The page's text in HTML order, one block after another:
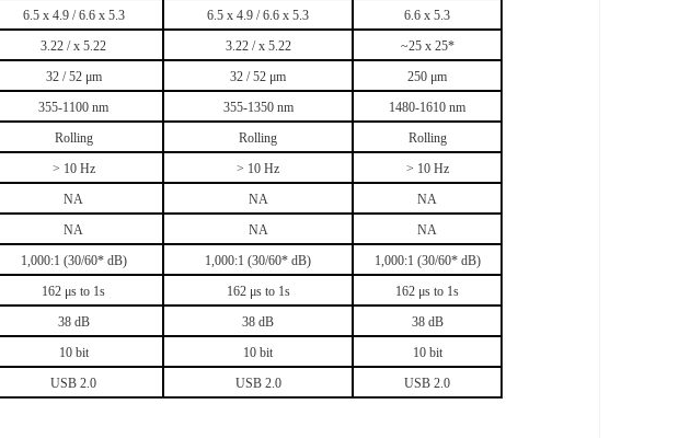
6.5 x 4.9 / 6.6 x 5.3 6.5 x 4.9 / 6.6 x 5.3
6.6 x 5.3
3.22 / x 5.22 3.22 / x 5.22
~25 x 25*
32 / 52 μm 32 / 52 μm
250 μm
355-1100 nm 355-1350 nm
1480-1610 nm
Rolling Rolling
Rolling
> 10 Hz > 10 Hz
> 10 Hz
NA NA
NA
NA NA
NA
1,000:1 (30/60* dB) 1,000:1 (30/60* dB)
1,000:1 (30/60* dB)
162 μs to 1s 162 μs to 1s
162 μs to 1s
38 dB 38 dB
38 dB
10 bit 10 bit
10 bit
USB 2.0 USB 2.0 USB 2.0